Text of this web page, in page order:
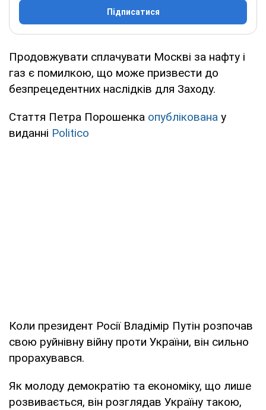
Підписатися
Продовжувати сплачувати Москві за нафту і
газ є помилкою, що може призвести до
безпрецедентних наслідків для Заходу.
Стаття Петра Порошенка опублікована у
виданні Politico
Коли президент Росії Владімір Путін розпочав
свою руйнівну війну проти України, він сильно
прорахувався.
Як молоду демократію та економіку, що лише
розвивається, він розглядав Україну такою,